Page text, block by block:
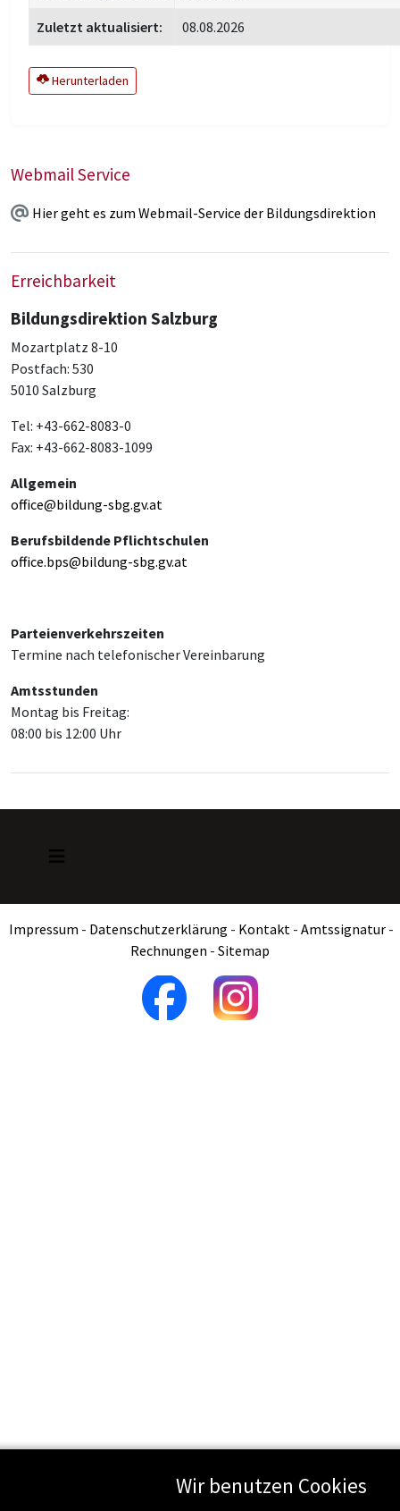
Zuletzt aktualisiert: 08.08.2026
Herunterladen
Webmail Service
Hier geht es zum Webmail-Service der Bildungsdirektion
Erreichbarkeit
Bildungsdirektion Salzburg
Mozartplatz 8-10
Postfach: 530
5010 Salzburg
Tel: +43-662-8083-0
Fax: +43-662-8083-1099
Allgemein
office@bildung-sbg.gv.at
Berufsbildende Pflichtschulen
office.bps@bildung-sbg.gv.at
Parteienverkehrszeiten
Termine nach telefonischer Vereinbarung
Amtsstunden
Montag bis Freitag:
08:00 bis 12:00 Uhr
Impressum - Datenschutzerklärung - Kontakt - Amtssignatur -
Rechnungen - Sitemap
Wir benutzen Cookies